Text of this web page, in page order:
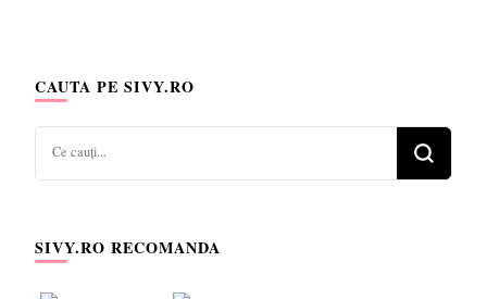
CAUTA PE SIVY.RO
SIVY.RO RECOMANDA